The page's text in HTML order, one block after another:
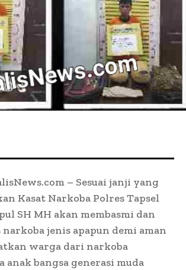
– Sesuai janji yang
Kasat Narkoba Polres Tapsel
SH MH akan membasmi dan
jenis apapun demi aman
warga dari narkoba
anak bangsa generasi muda